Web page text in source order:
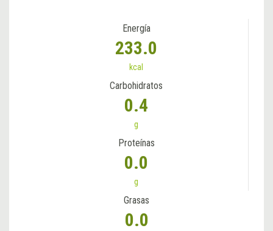
Energía
233.0
kcal
Carbohidratos
0.4
g
Proteínas
0.0
g
Grasas
0.0